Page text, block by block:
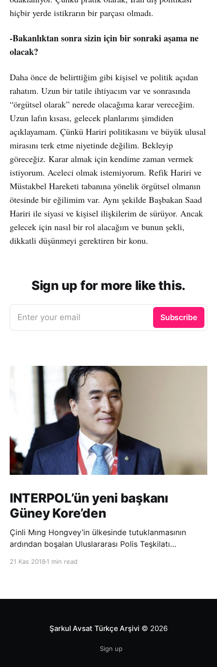
hiçbir yerde istikrarın bir parçası olmadı.
-Bakanlıktan sonra sizin için bir sonraki aşama ne
olacak?
Daha önce de belirttiğim gibi kişisel ve politik açıdan
rahatım. Uzun bir tatile ihtiyacım var ve sonrasında
“örgütsel olarak” nerede olacağıma karar vereceğim.
Uzun lafın kısası, gelecek planlarımı şimdiden
açıklayamam. Çünkü Hariri politikasını ve büyük ulusal
mirasını terk etme niyetinde değilim. Bekleyip
göreceğiz. Karar almak için kendime zaman vermek
istiyorum. Aceleci olmak istemiyorum. Refik Hariri ve
Müstakbel Hareketi tabanına yönelik örgütsel olmanın
ötesinde bir eğilimim var. Aynı şekilde Başbakan Saad
Hariri ile siyasi ve kişisel ilişkilerim de sürüyor. Ancak
gelecek için nasıl bir rol alacağım ve bunun şekli,
dikkatli düşünmeyi gerektiren bir konu.
Sign up for more like this.
Enter your email Subscribe
INTERPOL’ün yeni başkanı
Güney Kore’den
Çinli Mıng Hongvey’in ülkesinde tutuklanmasının
ardından boşalan Uluslararası Polis Teşkilatı
21 Kas 2018 1 min read
Şarkul Avsat Türkçe Arşivi © 2026
Sign up